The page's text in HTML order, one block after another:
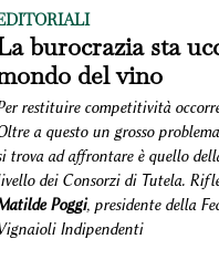
burocrazia sta
del vino
restituire competitività
a questo un grosso
trova ad affrontare è quello
dei Consorzi di Tutela.
Poggi, presidente della
Indipendenti